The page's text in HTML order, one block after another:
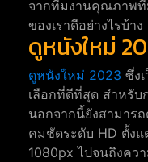
จากทีมงานคุณภาพที่
ของเราดีอย่างไรบ้าง
ดูหนังใหม่
ดูหนังใหม่ 2023 ซึ่ง
เลือกที่ดีที่สุด สำหรับ
นอกจากนี้ยังสามาร
คมชัดระดับ HD ตั้ง
1080px ไปจนถึงคว